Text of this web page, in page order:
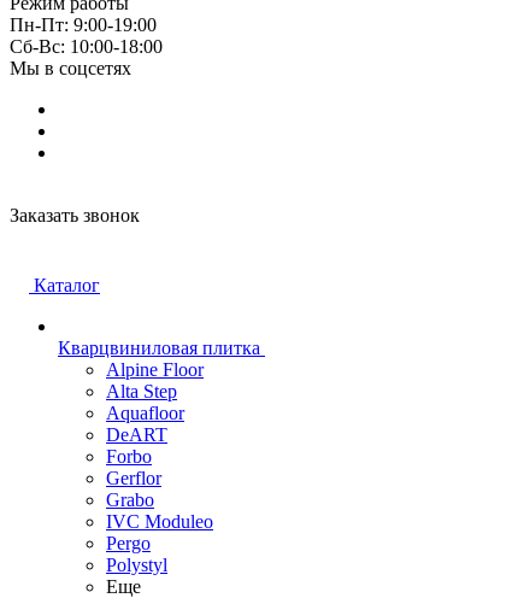
Пн-Пт: 9:00-19:00
Cб-Вс: 10:00-18:00
Мы в соцсетях
Заказать звонок
Каталог
Кварцвиниловая плитка
Alpine Floor
Alta Step
Aquafloor
DeART
Forbo
Gerflor
Grabo
IVC Moduleo
Pergo
Polystyl
Еще